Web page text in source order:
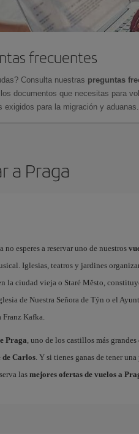
frecuentes
Consulta nuestras preguntas
documentos que necesitas para
exigidos para la migración y aduanas.
a Praga
no esperes a reservar uno de nuestros
Iglesias, teatros y jardines
la ciudad vieja o Staré Město,
de Nuestra Señora de Týn o el
Kafka.
Praga, uno de los castillos más
de Carlos. Y si tienes ganas de tener
lasmejores ofertas de vuelos a